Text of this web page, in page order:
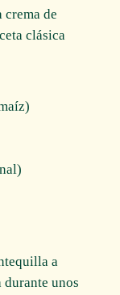
crema de
clásica
a
unos